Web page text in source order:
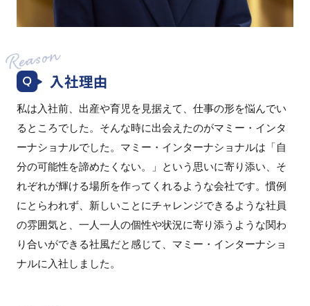
入社理由
私は入社前、出産や育児を見据えて、仕事の形を悩んでい
るところでした。そんな時に出会えたのがマミー・インタ
ーナショナルでした。マミー・インターナショナルは「自
分の可能性を諦めたくない。」という思いに寄り添い、そ
れぞれが輝ける場所を作ってくれるような会社です。慣例
にとらわれず、新しいことにチャレンジできるような社員
の雰囲気と、一人一人の個性や状況に寄り添うような関わ
り合いができる社風だと感じて、マミー・インターナショ
ナルに入社しました。